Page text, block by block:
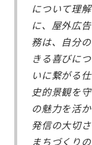
について理
に、屋外広
務は、自分
きる喜びに
いに繋がる
史的景観を
の魅力を活
発信の大切
まちづくり